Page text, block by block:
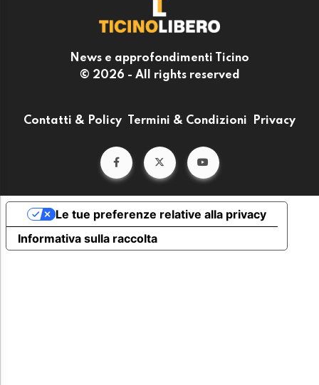
News e approfondimenti Ticino
© 2026 - All rights reserved
Contatti & Policy Termini & Condizioni Privacy
Informativa sulla raccolta
Le tue preferenze relative alla privacy